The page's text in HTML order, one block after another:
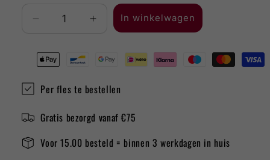
Aantal
voor
7
Feteasca
&amp;
Aantal
7
Feteasca
&amp;
In winkelwagen
Per fles te bestellen
Gratis bezorgd vanaf €75
Voor 15.00 besteld = binnen 3 werkdagen in huis